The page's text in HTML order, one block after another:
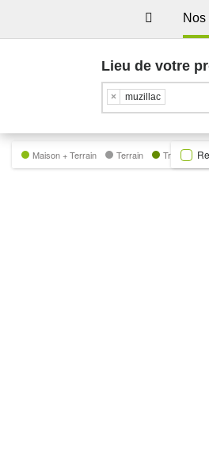
Lieu de votre
× muzillac
Maison + Terrain Terrain Trecobat